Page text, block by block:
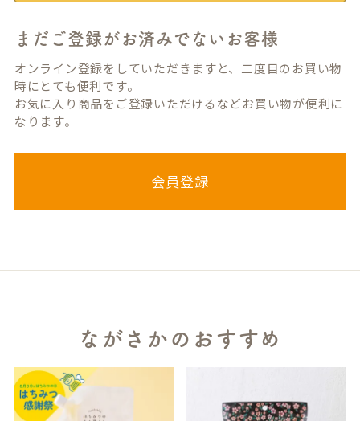
まだご登録がお済みでないお客様
オンライン登録をしていただきますと、二度目のお買い物
時にとても便利です。
お気に入り商品をご登録いただけるなどお買い物が便利に
なります。
会員登録
ながさかのおすすめ